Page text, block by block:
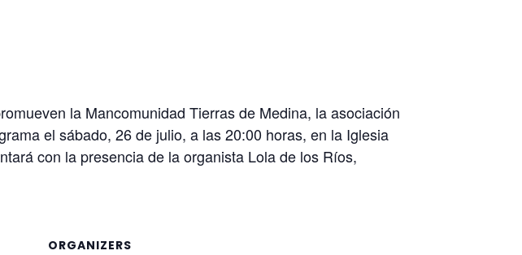
la Mancomunidad Tierras de Medina, la asociación
el sábado, 26 de julio, a las 20:00 horas, en la Iglesia
con la presencia de la organista Lola de los Ríos,
ORGANIZERS